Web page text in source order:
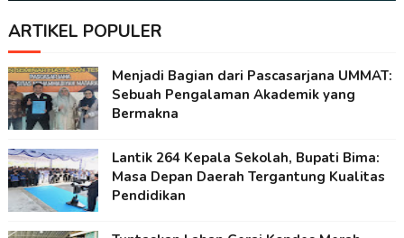
ARTIKEL POPULER
Menjadi Bagian dari Pascasarjana UMMAT:
Sebuah Pengalaman Akademik yang
Bermakna
Lantik 264 Kepala Sekolah, Bupati Bima:
Masa Depan Daerah Tergantung Kualitas
Pendidikan